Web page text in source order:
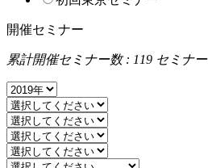
開催セミナー
累計開催セミナー数 : 119 セミナー